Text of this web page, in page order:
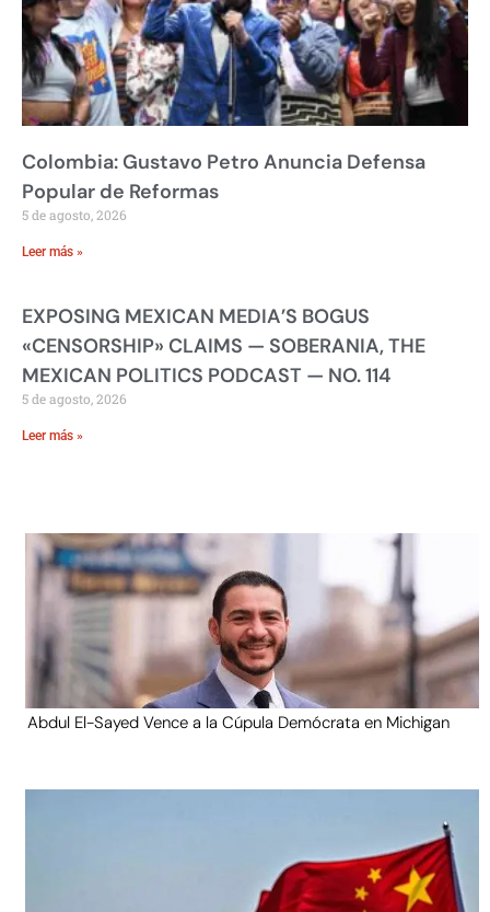
Colombia: Gustavo Petro Anuncia Defensa
Popular de Reformas
5 de agosto, 2026
Leer más »
EXPOSING MEXICAN MEDIA’S BOGUS
«CENSORSHIP» CLAIMS — SOBERANIA, THE
MEXICAN POLITICS PODCAST — NO. 114
5 de agosto, 2026
Leer más »
Abdul El-Sayed Vence a la Cúpula Demócrata en Michigan